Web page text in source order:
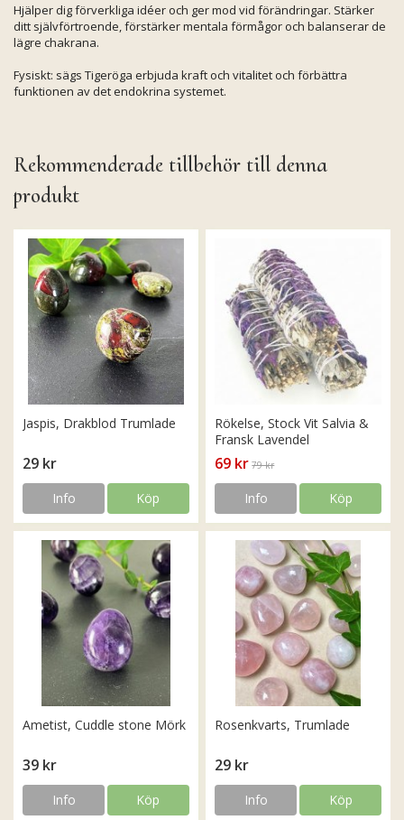
Hjälper dig förverkliga idéer och ger mod vid förändringar. Stärker
ditt självförtroende, förstärker mentala förmågor och balanserar de
lägre chakrana.
Fysiskt: sägs Tigeröga erbjuda kraft och vitalitet och förbättra
funktionen av det endokrina systemet.
Rekommenderade tillbehör till denna
produkt
Jaspis, Drakblod Trumlade
29 kr
Info Köp
Rökelse, Stock Vit Salvia &
Fransk Lavendel
69 kr 79 kr
Info Köp
Ametist, Cuddle stone Mörk
39 kr
Info Köp
Rosenkvarts, Trumlade
29 kr
Info Köp